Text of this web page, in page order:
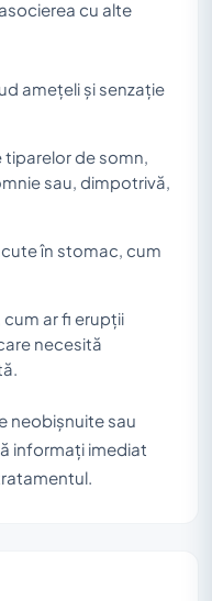
cu alte
amețeli și senzație
de somn,
sau, dimpotrivă,
în stomac, cum
ar fi erupții
necesită
neobișnuite sau
informați imediat